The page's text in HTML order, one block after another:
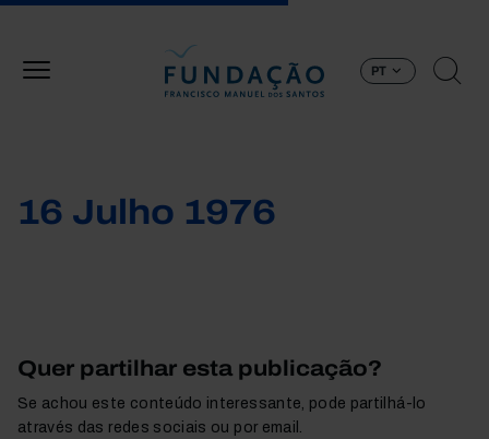
PT
16 Julho 1976
Quer partilhar esta publicação?
Se achou este conteúdo interessante, pode partilhá-lo
através das redes sociais ou por email.